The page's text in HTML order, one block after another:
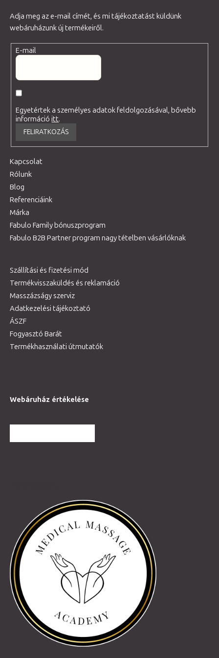
Adja meg az e-mail címét, és mi tájékoztatást küldünk
webáruházunk új termékeiről.
E-mail
Egyetértek a személyes adatok feldolgozásával, bővebb
információitt.
FELIRATKOZÁS
Kapcsolat
Rólunk
Blog
Referenciáink
Márka
Fabulo Family bónuszprogram
Fabulo B2B Partner program nagy tételben vásárlóknak
Szállítási és fizetési mód
Termékvisszaküldés és reklamáció
Masszázságy szerviz
Adatkezelési tájékoztató
ÁSZF
Fogyasztó Barát
Termékhasználati útmutatók
Webáruház értékelése